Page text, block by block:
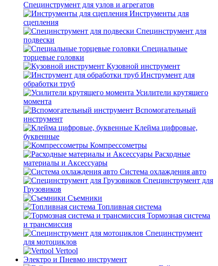
Специнструмент для узлов и агрегатов
Инструменты для
сцепления
Специнструмент для
подвески
Специальные
торцевые головки
Кузовной инструмент
Инструмент для
обработки труб
Усилители крутящего
момента
Вспомогательный
инструмент
Клейма цифровые,
буквенные
Компрессометры
Расходные
материалы и Аксессуары
Система охлаждения авто
Специнструмент для
Грузовиков
Съемники
Топливная система
Тормозная система
и трансмиссия
Специнструмент
для мотоциклов
Vertool
Электро и Пневмо инструмент